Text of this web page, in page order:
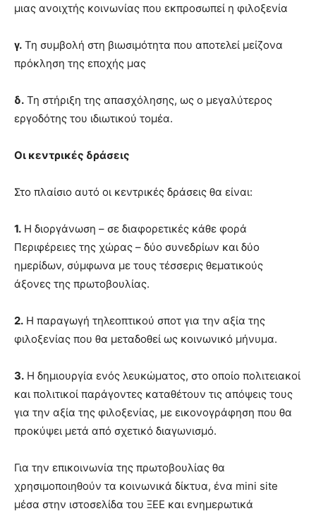
μιας ανοιχτής κοινωνίας που εκπροσωπεί η φιλοξενία
γ. Τη συμβολή στη βιωσιμότητα που αποτελεί μείζονα
πρόκληση της εποχής μας
δ. Τη στήριξη της απασχόλησης, ως ο μεγαλύτερος
εργοδότης του ιδιωτικού τομέα.
Οι κεντρικές δράσεις
Στο πλαίσιο αυτό οι κεντρικές δράσεις θα είναι:
1. Η διοργάνωση – σε διαφορετικές κάθε φορά
Περιφέρειες της χώρας – δύο συνεδρίων και δύο
ημερίδων, σύμφωνα με τους τέσσερις θεματικούς
άξονες της πρωτοβουλίας.
2. Η παραγωγή τηλεοπτικού σποτ για την αξία της
φιλοξενίας που θα μεταδοθεί ως κοινωνικό μήνυμα.
3. Η δημιουργία ενός λευκώματος, στο οποίο πολιτειακοί
και πολιτικοί παράγοντες καταθέτουν τις απόψεις τους
για την αξία της φιλοξενίας, με εικονογράφηση που θα
προκύψει μετά από σχετικό διαγωνισμό.
Για την επικοινωνία της πρωτοβουλίας θα
χρησιμοποιηθούν τα κοινωνικά δίκτυα, ένα mini site
μέσα στην ιστοσελίδα του ΞΕΕ και ενημερωτικά